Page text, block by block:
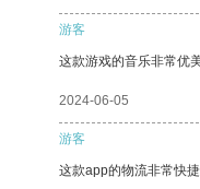
游客
这款游戏的音乐非常优
2024-06-05
游客
这款app的物流非常快